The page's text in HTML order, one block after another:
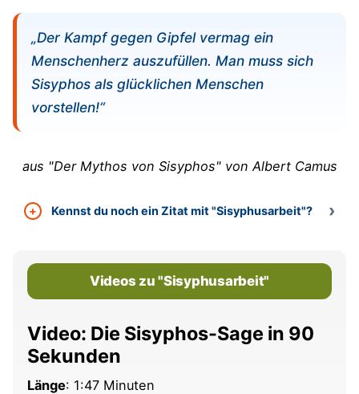
„Der Kampf gegen Gipfel vermag ein
Menschenherz auszufüllen. Man muss sich
Sisyphos als glücklichen Menschen
vorstellen!“
aus "Der Mythos von Sisyphos" von Albert Camus
Kennst du noch ein Zitat mit "Sisyphusarbeit"?
Videos zu "Sisyphusarbeit"
Video: Die Sisyphos-Sage in 90
Sekunden
Länge: 1:47 Minuten